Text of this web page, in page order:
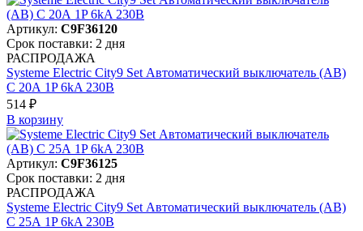
Артикул: C9F36120
Срок поставки: 2 дня
РАСПРОДАЖА
Systeme Electric City9 Set Автоматический выключатель (АВ)
С 20А 1P 6kA 230В
514 ₽
В корзинy
Артикул: C9F36125
Срок поставки: 2 дня
РАСПРОДАЖА
Systeme Electric City9 Set Автоматический выключатель (АВ)
С 25А 1P 6kA 230В